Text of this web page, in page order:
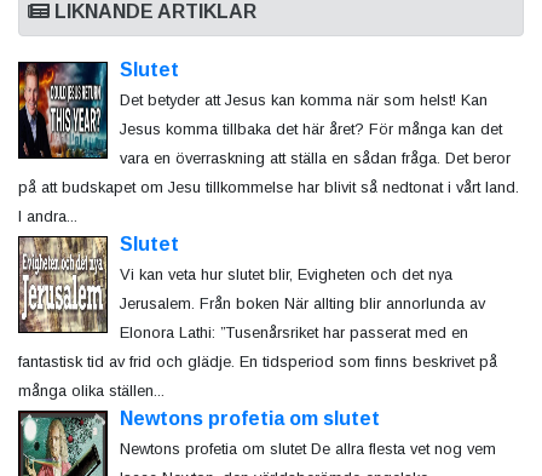
LIKNANDE ARTIKLAR
Slutet
Det betyder att Jesus kan komma när som helst! Kan
Jesus komma tillbaka det här året? För många kan det
vara en överraskning att ställa en sådan fråga. Det beror
på att budskapet om Jesu tillkommelse har blivit så nedtonat i vårt land.
I andra...
Slutet
Vi kan veta hur slutet blir, Evigheten och det nya
Jerusalem. Från boken När allting blir annorlunda av
Elonora Lathi: ”Tusenårsriket har passerat med en
fantastisk tid av frid och glädje. En tidsperiod som finns beskrivet på
många olika ställen...
Newtons profetia om slutet
Newtons profetia om slutet De allra flesta vet nog vem